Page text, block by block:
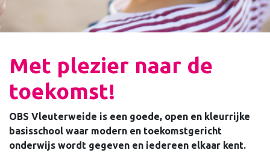
Met plezier naar de
toekomst!
OBS Vleuterweide is een goede, open en kleurrijke
basisschool waar modern en toekomstgericht
onderwijs wordt gegeven en iedereen elkaar kent.